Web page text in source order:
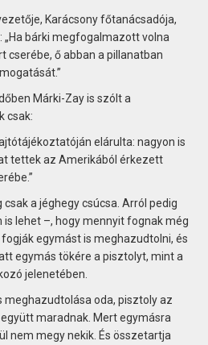
Karácsony főtanácsadója,
„Ha bárki megfogalmazott volna
cserébe, ő abban a pillanatban
Márki-Zay is szólt a
csak:
elárulta: nagyon is
tettek az Amerikából érkezett
a jéghegy csúcsa. Arról pedig
is lehet –, hogy mennyit fognak még
egymást is meghazudtolni, és
egymás tökére a pisztolyt, mint a
jelenetében.
meghazudtolása oda, pisztoly az
maradnak. Mert egymásra
nem megy nekik. És összetartja